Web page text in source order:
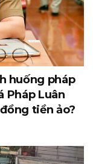
huống pháp
Pháp Luân
tiền ảo?